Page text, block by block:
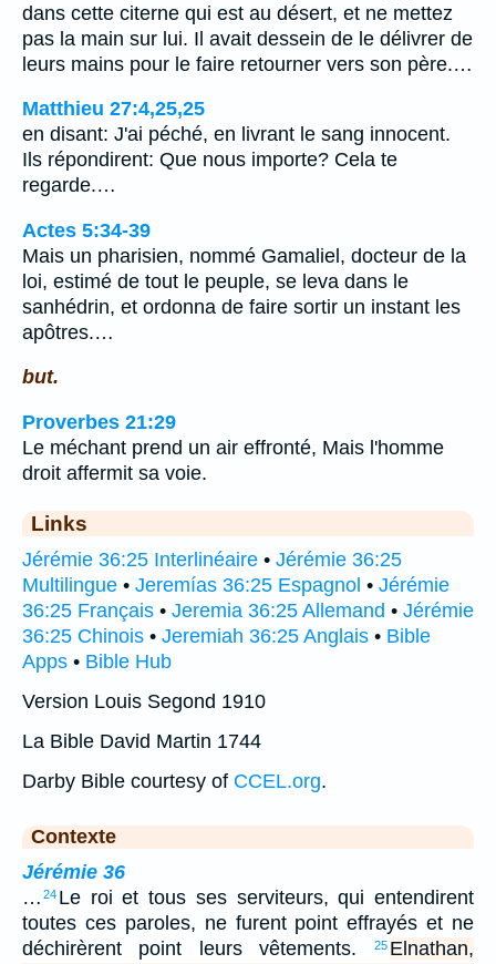
dans cette citerne qui est au désert, et ne mettez
pas la main sur lui. Il avait dessein de le délivrer de
leurs mains pour le faire retourner vers son père.…
Matthieu 27:4,25,25
en disant: J'ai péché, en livrant le sang innocent.
Ils répondirent: Que nous importe? Cela te
regarde.…
Actes 5:34-39
Mais un pharisien, nommé Gamaliel, docteur de la
loi, estimé de tout le peuple, se leva dans le
sanhédrin, et ordonna de faire sortir un instant les
apôtres.…
but.
Proverbes 21:29
Le méchant prend un air effronté, Mais l'homme
droit affermit sa voie.
Links
Jérémie 36:25 Interlinéaire • Jérémie 36:25
Multilingue • Jeremías 36:25 Espagnol • Jérémie
36:25 Français • Jeremia 36:25 Allemand • Jérémie
36:25 Chinois • Jeremiah 36:25 Anglais • Bible
Apps • Bible Hub
Version Louis Segond 1910
La Bible David Martin 1744
Darby Bible courtesy of CCEL.org.
Contexte
Jérémie 36
… 24 Le roi et tous ses serviteurs, qui entendirent
toutes ces paroles, ne furent point effrayés et ne
déchirèrent point leurs vêtements.
25 Elnathan,